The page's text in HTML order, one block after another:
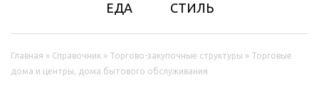
ЕДА
СТИЛЬ
Вы здесь
Главная » Справочник » Торгово-закупочные структуры » Торговые
дома и центры, дома бытового обслуживания